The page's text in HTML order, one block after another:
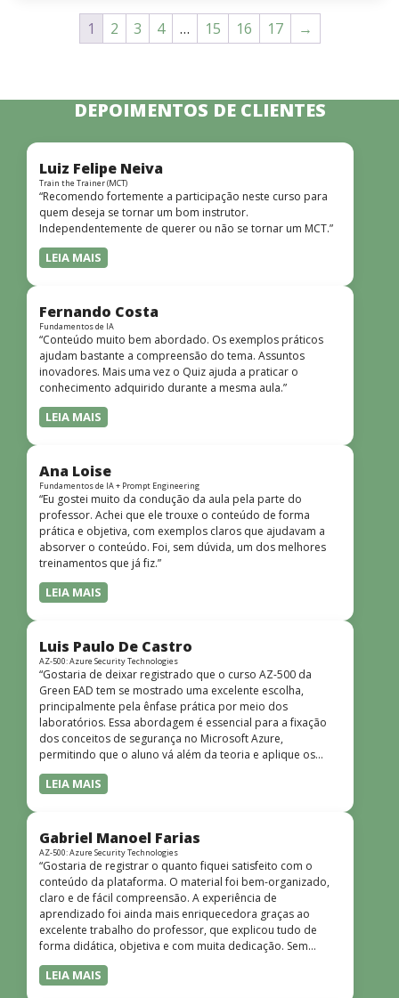
1 2 3 4 … 15 16 17 →
DEPOIMENTOS DE CLIENTES
Luiz Felipe Neiva
Train the Trainer (MCT)
“Recomendo fortemente a participação neste curso para
quem deseja se tornar um bom instrutor.
Independentemente de querer ou não se tornar um MCT.”
LEIA MAIS
Fernando Costa
Fundamentos de IA
“Conteúdo muito bem abordado. Os exemplos práticos
ajudam bastante a compreensão do tema. Assuntos
inovadores. Mais uma vez o Quiz ajuda a praticar o
conhecimento adquirido durante a mesma aula.”
LEIA MAIS
Ana Loise
Fundamentos de IA + Prompt Engineering
“Eu gostei muito da condução da aula pela parte do
professor. Achei que ele trouxe o conteúdo de forma
prática e objetiva, com exemplos claros que ajudavam a
absorver o conteúdo. Foi, sem dúvida, um dos melhores
treinamentos que já fiz.”
LEIA MAIS
Luis Paulo De Castro
AZ-500: Azure Security Technologies
“Gostaria de deixar registrado que o curso AZ-500 da
Green EAD tem se mostrado uma excelente escolha,
principalmente pela ênfase prática por meio dos
laboratórios. Essa abordagem é essencial para a fixação
dos conceitos de segurança no Microsoft Azure,
permitindo que o aluno vá além da teoria e aplique os
conhecimentos em cenários reais e simulados. Outro
ponto muito positivo é a didática do curso. O conteúdo é
quem não tem uma bagagem técnica muito avançada.”
LEIA MAIS
Gabriel Manoel Farias
AZ-500: Azure Security Technologies
“Gostaria de registrar o quanto fiquei satisfeito com o
conteúdo da plataforma. O material foi bem-organizado,
claro e de fácil compreensão. A experiência de
aprendizado foi ainda mais enriquecedora graças ao
excelente trabalho do professor, que explicou tudo de
forma didática, objetiva e com muita dedicação. Sem
dúvida, foi uma jornada de muito aprendizado!”
LEIA MAIS